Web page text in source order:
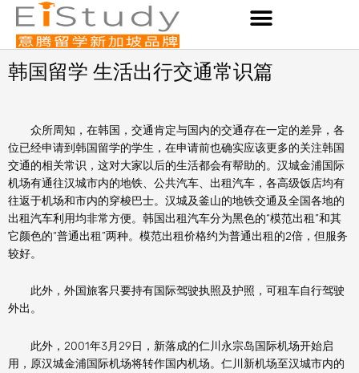
Skip
content
韩国留学 生活出行交通常识篇
众所周知，在韩国，交通肯定与国内的交通存在一定的差异，各
位已经申请到韩国留学的学生，在申请前也确实应该更多的关注韩国
交通的相关常识，这对大家以后的生活都会有帮助的。汉城金浦国际
机场有通往汉城市内的地铁、公共汽车、出租汽车，各高级饭店均有
往返于机场和市内的穿梭巴士。汉城及釜山的地铁交通及全国各地的
出租汽车利用均非常方便。韩国出租汽车分为黑色的“模范出租”和其
它颜色的“普通出租”两种。模范出租价格约为普通出租的2倍，但服务
较好。
此外，外国旅客只要持有国际驾驶执照及护照，可租车自行驾驶
外出。
此外，2001年3月29日，新落成的仁川永宗岛国际机场开始启
用，原汉城金浦国际机场将转作国内机场。仁川新机场至汉城市内的